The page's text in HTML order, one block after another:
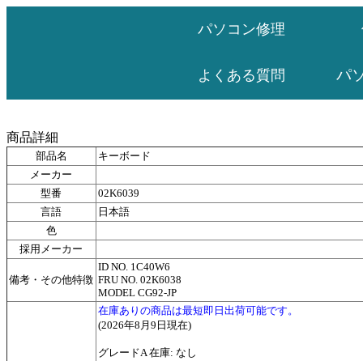
パソコン修理
よくある質問 パ
商品詳細
部品名
キーボード
メーカー
型番
02K6039
言語
日本語
色
採用メーカー
備考・その他特徴
ID NO. 1C40W6
FRU NO. 02K6038
MODEL CG92-JP
在庫ありの商品は最短即日出荷可能です。
(2026年8月9日現在)
グレードA 在庫: なし